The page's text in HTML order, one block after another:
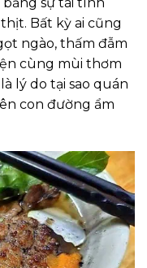
Bất kỳ ai cũng
ngào, thấm đẫm
cùng mùi thơm
lý do tại sao quán
con đường ẩm